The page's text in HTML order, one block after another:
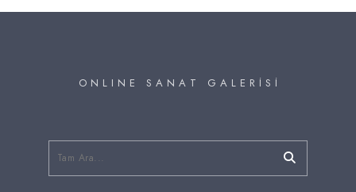
O N L I N E S A N A T G A L E R İ S İ